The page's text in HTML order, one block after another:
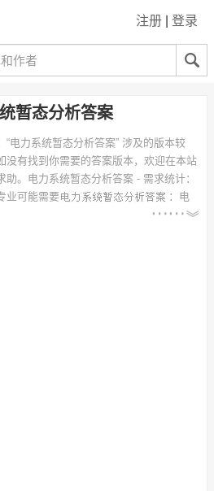
注册 登录
暂态分析答案
“电力系统暂态分析答案” 涉及的版本较
没有找到你需要的答案版本，欢迎在本站
助。 电力系统暂态分析答案 - 需求统计：
业可能需要
：电
、电气工程与自动化、电气自动化、电力
息与计算科学、电子信息工程、电气及
专业。
、南京工程学院、贵州大学、广西大
学、兰州理工大学、华北电力大学（北